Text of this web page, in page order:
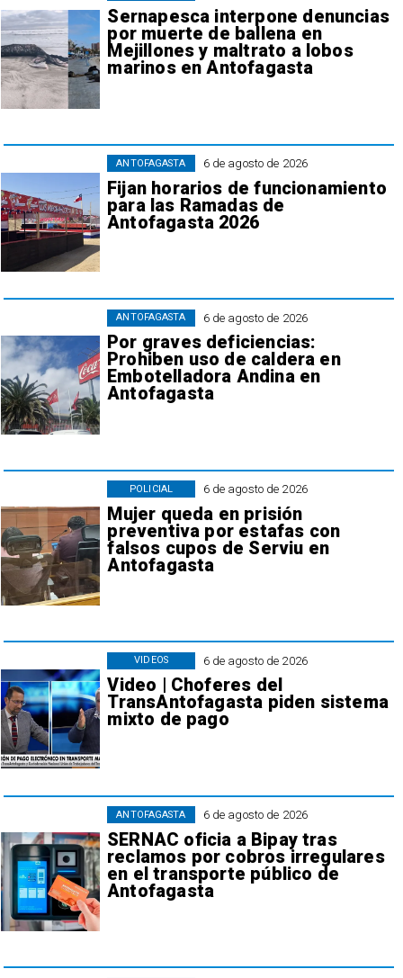
Sernapesca interpone denuncias
por muerte de ballena en
Mejillones y maltrato a lobos
marinos en Antofagasta
6 de agosto de 2026
Fijan horarios de funcionamiento
para las Ramadas de
Antofagasta 2026
ANTOFAGASTA
6 de agosto de 2026
Por graves deficiencias:
Prohiben uso de caldera en
Embotelladora Andina en
Antofagasta
ANTOFAGASTA
6 de agosto de 2026
Mujer queda en prisión
preventiva por estafas con
falsos cupos de Serviu en
Antofagasta
POLICIAL
6 de agosto de 2026
Video | Choferes del
TransAntofagasta piden sistema
mixto de pago
VIDEOS
6 de agosto de 2026
SERNAC oficia a Bipay tras
reclamos por cobros irregulares
en el transporte público de
Antofagasta
ANTOFAGASTA